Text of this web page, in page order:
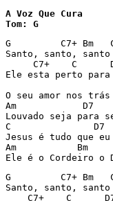
A Voz Que Cura
Tom: G
G         C7+ Bm
Santo, santo,
C7+    C
Ele esta perto para
O seu amor nos
Am            D7
Louvado seja para
C               D7
Jesus é tudo que
Am           Bm
Ele é o Cordeiro o
G         C7+ Bm
Santo, santo,
C7+    C